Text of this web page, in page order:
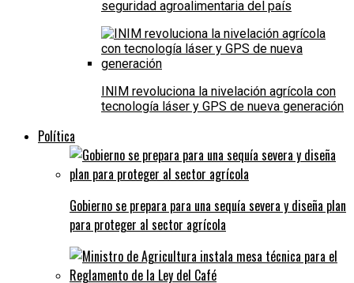
seguridad agroalimentaria del país
INIM revoluciona la nivelación agrícola con
tecnología láser y GPS de nueva generación
Política
Gobierno se prepara para una sequía severa y diseña plan
para proteger al sector agrícola